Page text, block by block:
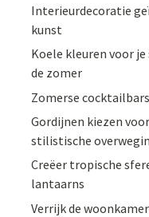
Interieurdecoratie
kunst
Koele kleuren voor
de zomer
Zomerse
Gordijnen kiezen
stilistische
Creëer tropische
lantaarns
Verrijk de